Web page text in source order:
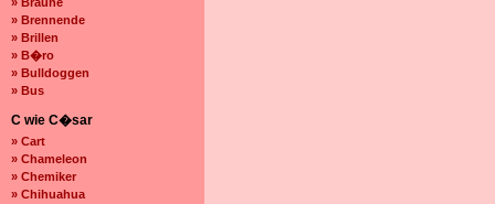
» Brennende
» Brillen
» B�ro
» Bulldoggen
» Bus
C wie C�sar
» Cart
» Chameleon
» Chemiker
» Chihuahua